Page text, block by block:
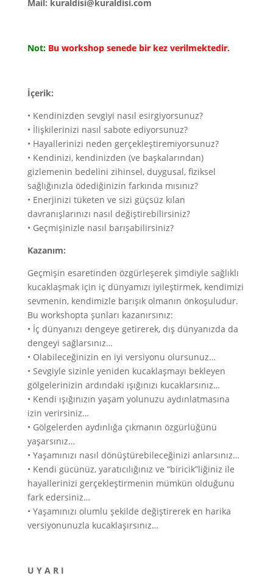
Mail: kuraldisi@kuraldisi.com
Not: Bu workshop senede bir kez verilmektedir.
İçerik:
• Kendinizden sevgiyi nasıl esirgiyorsunuz?
• İlişkilerinizi nasıl sabote ediyorsunuz?
• Hayallerinizi neden gerçekleştiremiyorsunuz?
• Kendinizi, kendinizden (ve başkalarından)
gizlemenin bedelini zihinsel, duygusal, fiziksel
sağlığınızla ödediğinizin farkında mısınız?
• Enerjinizi tüketen ve sizi güçsüz kılan
davranışlarınızı nasıl değiştirebilirsiniz?
• Geçmişinizle nasıl barışabilirsiniz?
Kazanım:
Geçmişin esaretinden özgürleşerek şimdiyle sağlıklı
kucaklaşmak için iç dünyamızı iyileştirmek, kendimizi
sevmenin, kendimizle barışık olmanın önkoşuludur.
Bu workshopta şunları kazanırsınız:
• İç dünyanızı dengeye getirerek, dış dünyanızda da
dengeyi sağlarsınız…
• Olabileceğinizin en iyi versiyonu olursunuz…
• Sevgiyle sizinle yeniden kucaklaşmayı bekleyen
gölgelerinizin ardındaki ışığınızı kucaklarsınız…
• Kendi ışığınızın yaşam yolunuzu aydınlatmasına
izin verirsiniz…
• Gölgelerden aydınlığa çıkmanın özgürlüğünü
yaşarsınız…
• Yaşamınızı nasıl dönüştürebileceğinizi anlarsınız…
• Kendi gücünüz, yaratıcılığınız ve “biricik”liğiniz ile
hayallerinizi gerçekleştirmenin mümkün olduğunu
fark edersiniz…
• Yaşamınızı olumlu şekilde değiştirerek en harika
versiyonunuzla kucaklaşırsınız…
U Y A R I